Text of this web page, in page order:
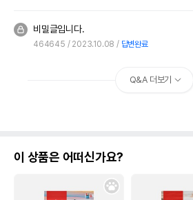
비밀글입니다.
464645 2023.10.08 답변완료
Q&A 더보기
이 상품은 어떠신가요?